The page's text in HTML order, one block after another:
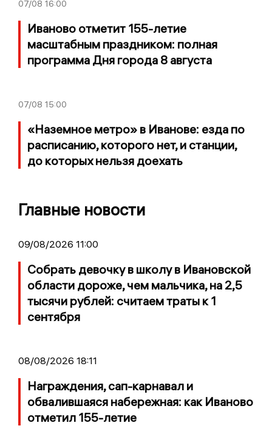
07/08 16:00
Иваново отметит 155-летие
масштабным праздником: полная
программа Дня города 8 августа
07/08 15:00
«Наземное метро» в Иванове: езда по
расписанию, которого нет, и станции,
до которых нельзя доехать
Главные новости
09/08/2026 11:00
Собрать девочку в школу в Ивановской
области дороже, чем мальчика, на 2,5
тысячи рублей: считаем траты к 1
сентября
08/08/2026 18:11
Награждения, сап-карнавал и
обвалившаяся набережная: как Иваново
отметил 155-летие